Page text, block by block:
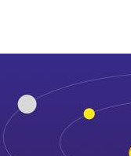
支持大型项目的多级跨域
行”的效果。
（4） 多级网络计划全范围